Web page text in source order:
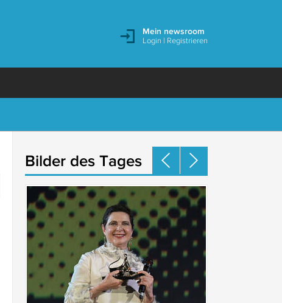
Mein newsroom
Login | Registrieren
Bilder des Tages